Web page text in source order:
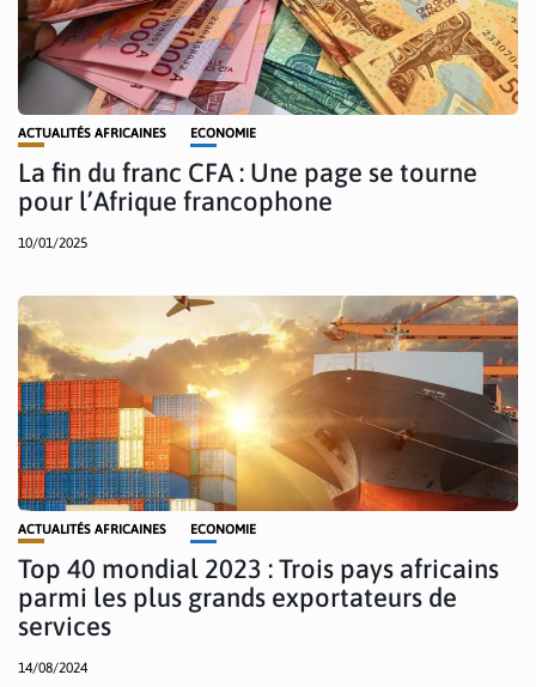
ACTUALITÉS AFRICAINES ECONOMIE
La fin du franc CFA : Une page se tourne
pour l’Afrique francophone
10/01/2025
ACTUALITÉS AFRICAINES ECONOMIE
Top 40 mondial 2023 : Trois pays africains
parmi les plus grands exportateurs de
services
14/08/2024